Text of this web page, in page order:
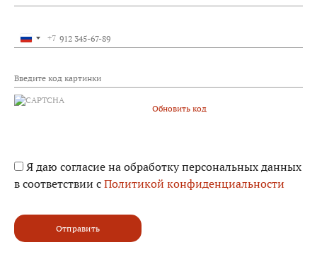
Россия
+7
+7
Обновить код
Я даю согласие на обработку персональных данных
в соответствии с Политикой конфиденциальности
Отправить